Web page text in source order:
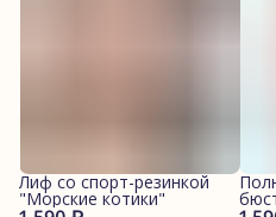
Лиф со спорт-резинкой
"Морские котики"